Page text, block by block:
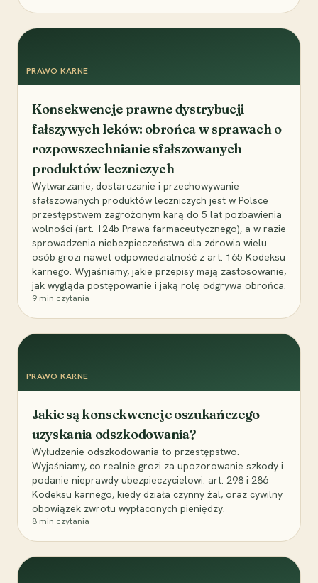
PRAWO KARNE
Konsekwencje prawne dystrybucji
fałszywych leków: obrońca w sprawach o
rozpowszechnianie sfałszowanych
produktów leczniczych
Wytwarzanie, dostarczanie i przechowywanie
sfałszowanych produktów leczniczych jest w Polsce
przestępstwem zagrożonym karą do 5 lat pozbawienia
wolności (art. 124b Prawa farmaceutycznego), a w razie
sprowadzenia niebezpieczeństwa dla zdrowia wielu
osób grozi nawet odpowiedzialność z art. 165 Kodeksu
karnego. Wyjaśniamy, jakie przepisy mają zastosowanie,
jak wygląda postępowanie i jaką rolę odgrywa obrońca.
9 min czytania
PRAWO KARNE
Jakie są konsekwencje oszukańczego
uzyskania odszkodowania?
Wyłudzenie odszkodowania to przestępstwo.
Wyjaśniamy, co realnie grozi za upozorowanie szkody i
podanie nieprawdy ubezpieczycielowi: art. 298 i 286
Kodeksu karnego, kiedy działa czynny żal, oraz cywilny
obowiązek zwrotu wypłaconych pieniędzy.
8 min czytania